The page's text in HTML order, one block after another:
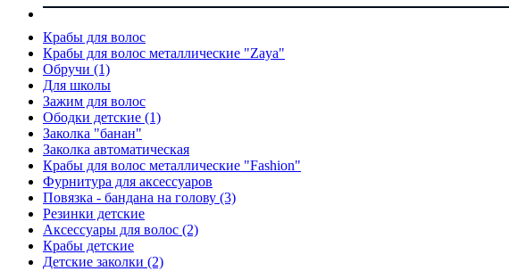
Крабы для волос
Крабы для волос металлические "Zaya"
Обручи (1)
Для школы
Зажим для волос
Ободки детские (1)
Заколка "банан"
Заколка автоматическая
Крабы для волос металлические "Fashion"
Фурнитура для аксессуаров
Повязка - бандана на голову (3)
Резинки детские
Аксессуары для волос (2)
Крабы детские
Детские заколки (2)